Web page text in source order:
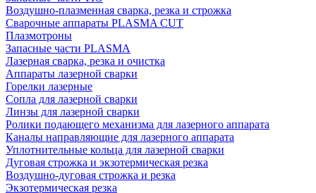
Воздушно-плазменная сварка, резка и строжка
Сварочные аппараты PLASMA CUT
Плазмотроны
Запасные части PLASMA
Лазерная сварка, резка и очистка
Аппараты лазерной сварки
Горелки лазерные
Сопла для лазерной сварки
Линзы для лазерной сварки
Ролики подающего механизма для лазерного аппарата
Каналы направляющие для лазерного аппарата
Уплотнительные кольца для лазерной сварки
Дуговая строжка и экзотермическая резка
Воздушно-дуговая строжка и резка
Экзотермическая резка